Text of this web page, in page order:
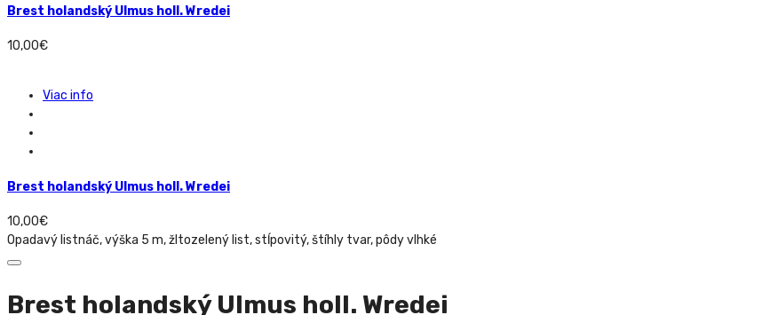
Brest holandský Ulmus holl. Wredei
10,00€
Viac info
Brest holandský Ulmus holl. Wredei
10,00€
Opadavý listnáč, výška 5 m, žltozelený list, stĺpovitý, štíhly tvar, pôdy vlhké
Brest holandský Ulmus holl. Wredei